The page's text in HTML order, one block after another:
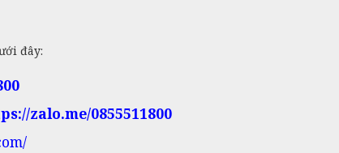
đây:
zalo.me/0855511800